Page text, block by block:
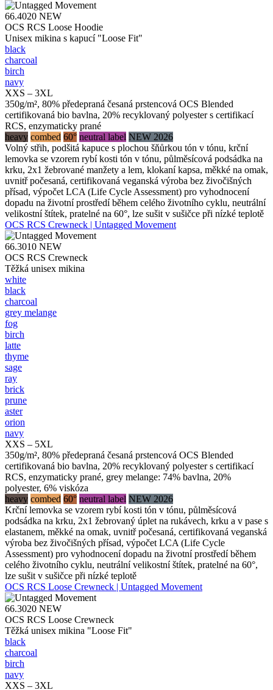
66.4020 NEW
OCS RCS Loose Hoodie
Unisex mikina s kapucí "Loose Fit"
black
charcoal
birch
navy
XXS – 3XL
350g/m², 80% předepraná česaná prstencová OCS Blended
certifikovaná bio bavlna, 20% recyklovaný polyester s certifikací
RCS, enzymaticky prané
heavy combed 60° neutral label NEW 2026
Volný střih, podšitá kapuce s plochou šňůrkou tón v tónu, krční
lemovka se vzorem rybí kosti tón v tónu, půlměsícová podsádka na
krku, 2x1 žebrované manžety a lem, klokaní kapsa, měkké na omak,
uvnitř počesaná, certifikovaná veganská výroba bez živočišných
přísad, výpočet LCA (Life Cycle Assessment) pro vyhodnocení
dopadu na životní prostředí během celého životního cyklu, neutrální
velikostní štítek, pratelné na 60°, lze sušit v sušičce při nízké teplotě
OCS RCS Crewneck | Untagged Movement
66.3010 NEW
OCS RCS Crewneck
Těžká unisex mikina
white
black
charcoal
grey melange
fog
birch
latte
thyme
sage
ray
brick
prune
aster
orion
navy
XXS – 5XL
350g/m², 80% předepraná česaná prstencová OCS Blended
certifikovaná bio bavlna, 20% recyklovaný polyester s certifikací
RCS, enzymaticky prané, grey melange: 74% bavlna, 20%
polyester, 6% viskóza
heavy combed 60° neutral label NEW 2026
Krční lemovka se vzorem rybí kosti tón v tónu, půlměsícová
podsádka na krku, 2x1 žebrovaný úplet na rukávech, krku a v pase s
elastanem, měkké na omak, uvnitř počesaná, certifikovaná veganská
výroba bez živočišných přísad, výpočet LCA (Life Cycle
Assessment) pro vyhodnocení dopadu na životní prostředí během
celého životního cyklu, neutrální velikostní štítek, pratelné na 60°,
lze sušit v sušičce při nízké teplotě
OCS RCS Loose Crewneck | Untagged Movement
66.3020 NEW
OCS RCS Loose Crewneck
Těžká unisex mikina "Loose Fit"
black
charcoal
birch
navy
XXS – 3XL